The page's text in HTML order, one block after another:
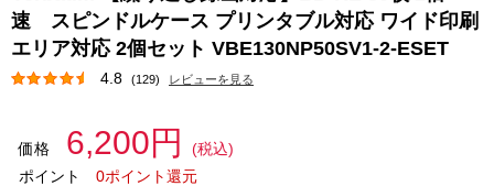
速 スピンドルケース プリンタブル対応 ワイド印刷
エリア対応 2個セット VBE130NP50SV1-2-ESET
4.8 (129) レビューを見る
価格 6,200円
(税込)
ポイント
0ポイント還元